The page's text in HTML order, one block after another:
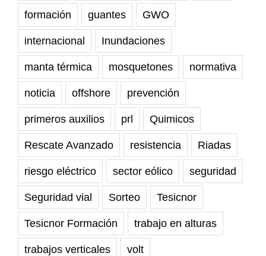
formación guantes GWO
internacional Inundaciones
manta térmica mosquetones normativa
noticia offshore prevención
primeros auxilios prl Quimicos
Rescate Avanzado resistencia Riadas
riesgo eléctrico sector eólico seguridad
Seguridad vial Sorteo Tesicnor
Tesicnor Formación trabajo en alturas
trabajos verticales volt